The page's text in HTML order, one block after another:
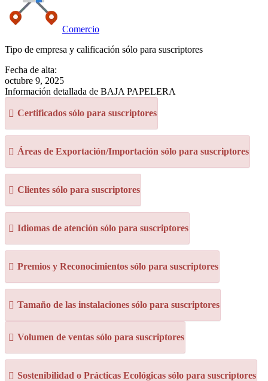
Comercio
Tipo de empresa y calificación sólo para suscriptores
Fecha de alta:
octubre 9, 2025
Información detallada de BAJA PAPELERA
Certificados sólo para suscriptores
Áreas de Exportación/Importación sólo para suscriptores
Clientes sólo para suscriptores
Idiomas de atención sólo para suscriptores
Premios y Reconocimientos sólo para suscriptores
Tamaño de las instalaciones sólo para suscriptores
Volumen de ventas sólo para suscriptores
Sostenibilidad o Prácticas Ecológicas sólo para suscriptores